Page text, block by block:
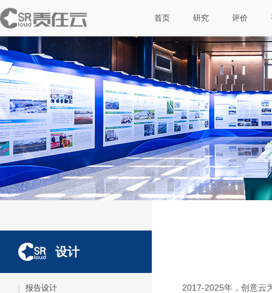
首页 研究 评价
设计
报告设计 2017-2025年，创意云